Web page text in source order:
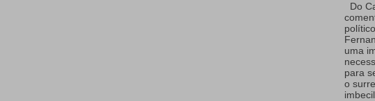
Do
uma
para
o